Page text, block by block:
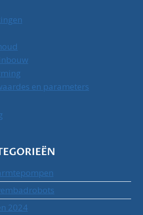
en parameters
2024